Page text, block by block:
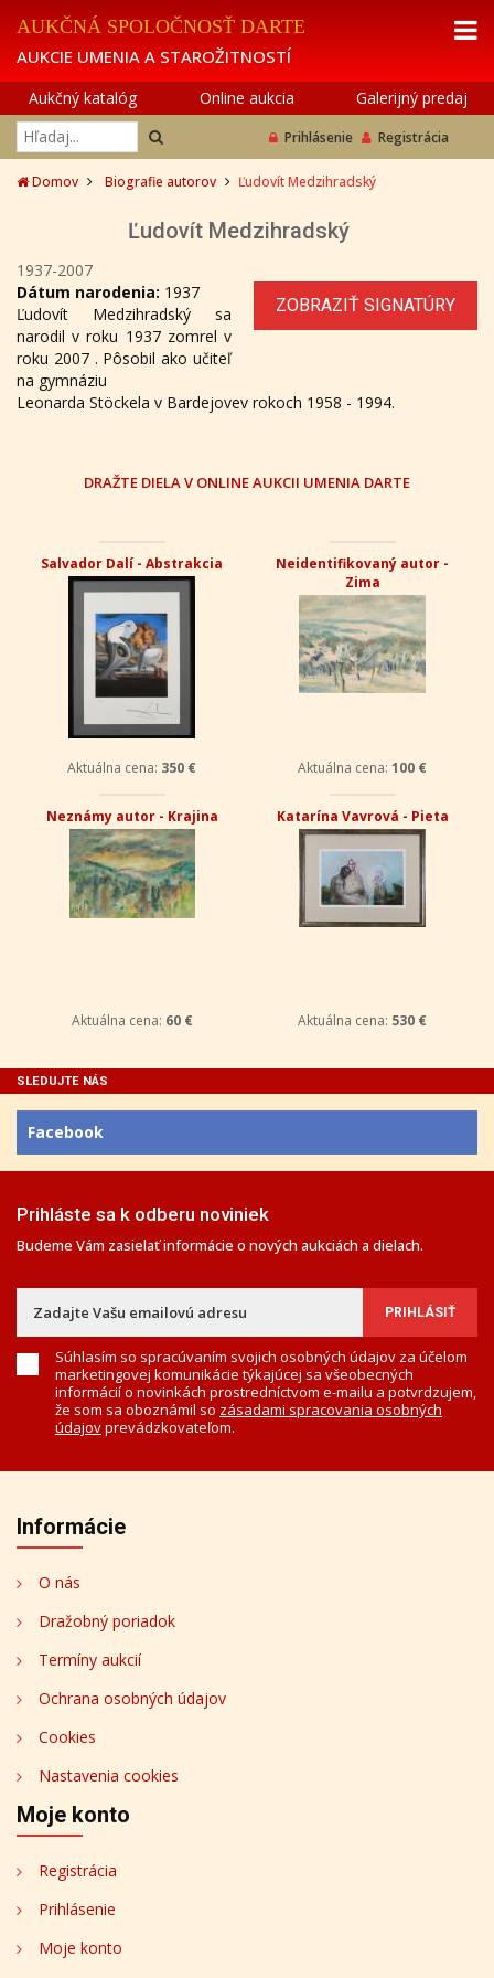
AUKČNÁ SPOLOČNOSŤ DARTE
AUKCIE UMENIA A STAROŽITNOSTÍ
Aukčný katalóg Online aukcia Galerijný predaj
Prihlásenie Registrácia
Domov Biografie autorov Ľudovít Medzihradský
Ľudovít Medzihradský
1937-2007
ZOBRAZIŤ SIGNATÚRY
Dátum narodenia: 1937
Ľudovít Medzihradský sa
narodil v roku 1937 zomrel v
roku 2007 . Pôsobil ako učiteľ
na gymnáziu
Leonarda Stöckela v Bardejovev rokoch 1958 - 1994.
DRAŽTE DIELA V ONLINE AUKCII UMENIA DARTE
Salvador Dalí - Abstrakcia
Aktuálna cena: 350 €
Neidentifikovaný autor -
Zima
Aktuálna cena: 100 €
Neznámy autor - Krajina
Aktuálna cena: 60 €
Katarína Vavrová - Pieta
Aktuálna cena: 530 €
SLEDUJTE NÁS
Facebook
Prihláste sa k odberu noviniek
Budeme Vám zasielať informácie o nových aukciách a dielach.
Súhlasím so spracúvaním svojich osobných údajov za účelom
marketingovej komunikácie týkajúcej sa všeobecných
informácií o novinkách prostredníctvom e-mailu a potvrdzujem,
že som sa oboznámil so zásadami spracovania osobných
údajovprevádzkovateľom.
Informácie
O nás
Dražobný poriadok
Termíny aukcií
Ochrana osobných údajov
Cookies
Nastavenia cookies
Moje konto
Registrácia
Prihlásenie
Moje konto